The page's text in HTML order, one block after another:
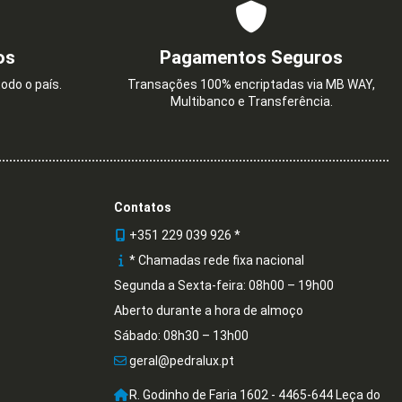
o país.
Pagamentos Seguros
Transações 100% encriptadas via MB WAY,
Multibanco e Transferência.
Contatos
+351 229 039 926 *
* Chamadas rede fixa nacional
Segunda a Sexta-feira: 08h00 – 19h00
Aberto durante a hora de almoço
Sábado: 08h30 – 13h00
geral@pedralux.pt
R. Godinho de Faria 1602 - 4465-644 Leça do